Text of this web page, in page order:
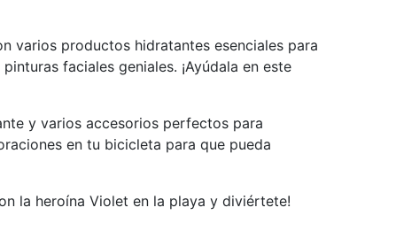
varios productos hidratantes esenciales para
faciales geniales. ¡Ayúdala en este
y varios accesorios perfectos para
en tu bicicleta para que pueda
la heroína Violet en la playa y diviértete!